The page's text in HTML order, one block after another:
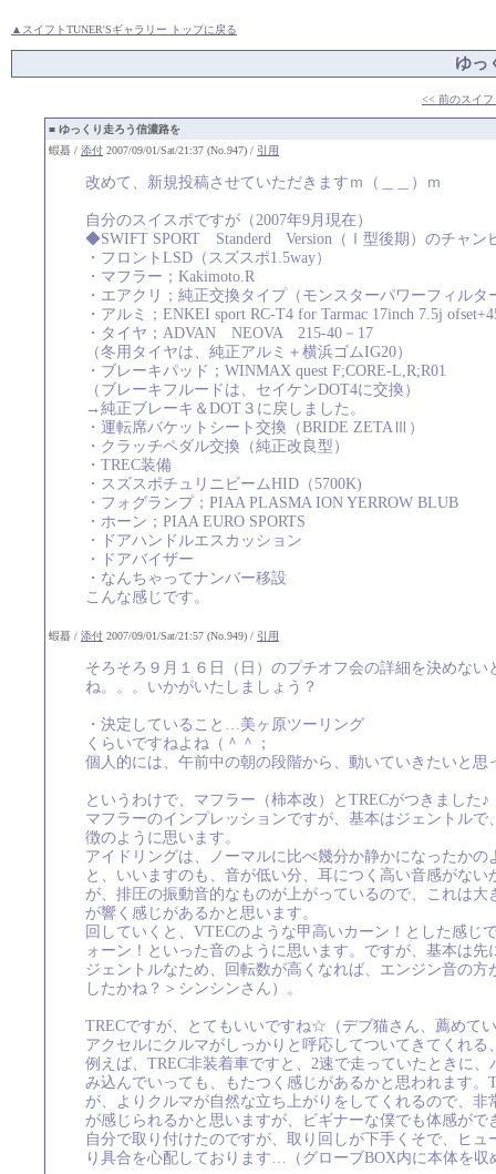
▲スイフトTUNER'Sギャラリー トップに戻る
ゆっ
<< 前のスイフ
■ ゆっくり走ろう信濃路を
蝦蟇 / 添付 2007/09/01/Sat/21:37 (No.947) / 引用
改めて、新規投稿させていただきますｍ（＿＿）ｍ
自分のスイスポですが（2007年9月現在）
◆SWIFT SPORT Standerd Version（Ⅰ型後期）のチャン
・フロントLSD（スズスポ1.5way）
・マフラー；Kakimoto.R
・エアクリ；純正交換タイプ（モンスターパワーフィルタ
・アルミ；ENKEI sport RC-T4 for Tarmac 17inch 7.5j
・タイヤ；ADVAN NEOVA 215-40－17
（冬用タイヤは、純正アルミ＋横浜ゴムIG20）
・ブレーキパッド；WINMAX quest F;CORE-L,R;R01
（ブレーキフルードは、セイケンDOT4に交換）
→純正ブレーキ＆DOT３に戻しました。
・運転席バケットシート交換（BRIDE ZETAⅢ）
・クラッチペダル交換（純正改良型）
・TREC装備
・スズスポチュリニビームHID（5700K)
・フォグランプ；PIAA PLASMA ION YERROW BLUB
・ホーン；PIAA EURO SPORTS
・ドアハンドルエスカッション
・ドアバイザー
・なんちゃってナンバー移設
こんな感じです。
蝦蟇 / 添付 2007/09/01/Sat/21:57 (No.949) / 引用
そろそろ９月１６日（日）のプチオフ会の詳細を決めない
ね。。。いかがいたしましょう？
・決定していること…美ヶ原ツーリング
くらいですねよね（＾＾；
個人的には、午前中の朝の段階から、動いていきたいと思
というわけで、マフラー（柿本改）とTRECがつきました♪
マフラーのインプレッションですが、基本はジェントルで
徴のように思います。
アイドリングは、ノーマルに比べ幾分か静かになったかの
と、いいますのも、音が低い分、耳につく高い音感がない
が、排圧の振動音的なものが上がっているので、これは大
が響く感じがあるかと思います。
回していくと、VTECのような甲高いカーン！とした感じ
ォーン！といった音のように思います。ですが、基本は先
ジェントルなため、回転数が高くなれば、エンジン音の
したかね？＞シンシンさん）。
TRECですが、とてもいいですね☆（デブ猫さん、薦めて
アクセルにクルマがしっかりと呼応してついてきてくれ
例えば、TREC非装着車ですと、2速で走っていたときに
み込んでいっても、もたつく感じがあるかと思われます
が、よりクルマが自然な立ち上がりをしてくれるので、
が感じられるかと思いますが、ビギナーな僕でも体感がで
自分で取り付けたのですが、取り回しが下手くそで、ヒ
り具合を心配しております…（グローブBOX内に本体を